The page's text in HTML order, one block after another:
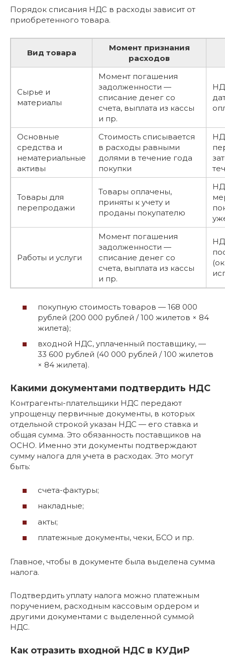
Порядок списания НДС в расходы зависит от
приобретенного товара.
Вид товара
Момент признания
расходов
Сырье и
материалы
Момент погашения
задолженности —
списание денег со
счета, выплата из кассы
и пр.
Основные
средства и
нематериальные
активы
Стоимость списывается
в расходы равными
долями в течение года
покупки
Товары для
перепродажи
Товары оплачены,
приняты к учету и
проданы покупателю
Работы и услуги
Момент погашения
задолженности —
списание денег со
счета, выплата из кассы
и пр.
покупную стоимость товаров — 168 000
рублей (200 000 рублей / 100 жилетов × 84
жилета);
входной НДС, уплаченный поставщику, —
33 600 рублей (40 000 рублей / 100 жилетов
× 84 жилета).
Какими документами подтвердить НДС
Контрагенты-плательщики НДС передают
упрощенцу первичные документы, в которых
отдельной строкой указан НДС — его ставка и
общая сумма. Это обязанность поставщиков на
ОСНО. Именно эти документы подтверждают
сумму налога для учета в расходах. Это могут
быть:
счета-фактуры;
накладные;
акты;
платежные документы, чеки, БСО и пр.
Главное, чтобы в документе была выделена сумма
налога.
Подтвердить уплату налога можно платежным
поручением, расходным кассовым ордером и
другими документами с выделенной суммой
НДС.
Как отразить входной НДС в КУДиР